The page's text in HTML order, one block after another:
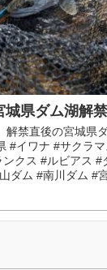
城県ダム湖解
解禁直後の宮城県
#イワナ #サクラ
クス #ルビアス
ダム #南川ダム #